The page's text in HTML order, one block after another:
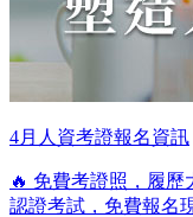
4月人資考證報名資訊
🔥 免費考證照，履
認證考試，免費報名